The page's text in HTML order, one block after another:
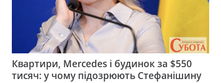
Квартири, Mercedes і будинок за $550
тисяч: у чому підозрюють Стефанішину